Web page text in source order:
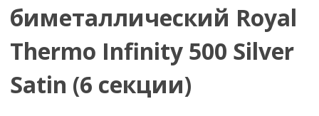
биметаллический Royal
Thermo Infinity 500 Silver
Satin (6 секции)